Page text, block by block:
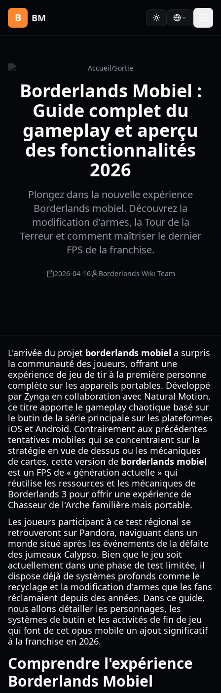
B BM
Accueil/Sortie
Borderlands Mobiel :
Guide complet du
gameplay et aperçu
des fonctionnalités
2026
Plongez dans la nouvelle expérience
Borderlands mobiel. Découvrez la
modification d'armes, la Tour de la
Terreur et comment maîtriser le dernier
FPS de la franchise.
2026-04-16 Borderlands Wiki Team
L'arrivée du projet borderlands mobiel a surpris
la communauté des joueurs, offrant une
expérience de jeu de tir à la première personne
complète sur les appareils portables. Développé
par Zynga en collaboration avec Natural Motion,
ce titre apporte le gameplay chaotique basé sur
le butin de la série principale sur les plateformes
iOS et Android. Contrairement aux précédentes
tentatives mobiles qui se concentraient sur la
stratégie en vue de dessus ou les mécaniques
de cartes, cette version de borderlands mobiel
est un FPS de « génération actuelle » qui
réutilise les ressources et les mécaniques de
Borderlands 3 pour offrir une expérience de
Chasseur de l'Arche familière mais portable.
Les joueurs participant à ce test régional se
retrouveront sur Pandora, naviguant dans un
monde situé après les événements de la défaite
des jumeaux Calypso. Bien que le jeu soit
actuellement dans une phase de test limitée, il
dispose déjà de systèmes profonds comme le
recyclage et la modification d'armes que les fans
réclamaient depuis des années. Dans ce guide,
nous allons détailler les personnages, les
systèmes de butin et les activités de fin de jeu
qui font de cet opus mobile un ajout significatif
à la franchise en 2026.
Comprendre l'expérience
Borderlands Mobiel